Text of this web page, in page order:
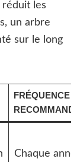
réduit les
un arbre
sur le long
FRÉQUENCE
Chaque